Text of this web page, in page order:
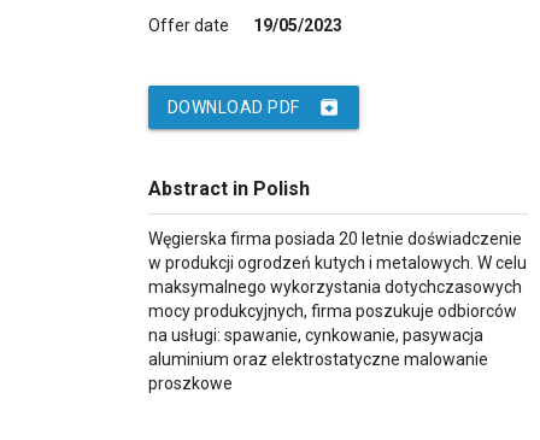
Offer date 19/05/2023
archive
DOWNLOAD PDF
Abstract in Polish
Węgierska firma posiada 20 letnie doświadczenie
w produkcji ogrodzeń kutych i metalowych. W celu
maksymalnego wykorzystania dotychczasowych
mocy produkcyjnych, firma poszukuje odbiorców
na usługi: spawanie, cynkowanie, pasywacja
aluminium oraz elektrostatyczne malowanie
proszkowe